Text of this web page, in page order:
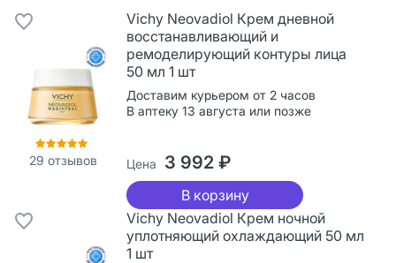
29 отзывов
Vichy Neovadiol Крем дневной
восстанавливающий и
ремоделирующий контуры лица
50 мл 1 шт
Доставим курьером от 2 часов
В аптеку 13 августа или позже
Цена 3 992 ₽
В корзину
Vichy Neovadiol Крем ночной
уплотняющий охлаждающий 50 мл
1 шт